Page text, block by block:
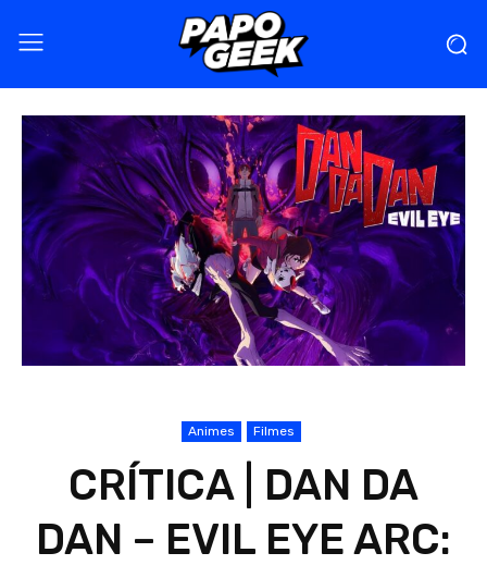
Animes Filmes
CRÍTICA | DAN DA
DAN – EVIL EYE ARC: